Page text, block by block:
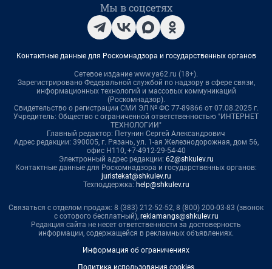
Мы в соцсетях
Контактные данные для Роскомнадзора и государственных органов
Сетевое издание www.ya62.ru (18+).
Зарегистрировано Федеральной службой по надзору в сфере связи,
информационных технологий и массовых коммуникаций
(Роскомнадзор).
Свидетельство о регистрации СМИ ЭЛ № ФС 77-89866 от 07.08.2025 г.
Учредитель: Общество с ограниченной ответственностью "ИНТЕРНЕТ
ТЕХНОЛОГИИ"
Главный редактор: Петунин Сергей Александрович
Адрес редакции: 390005, г. Рязань, ул. 1-ая Железнодорожная, дом 56,
офис Н110, +7-4912-29-54-40
Электронный адрес редакции: 62@shkulev.ru
Контактные данные для Роскомнадзора и государственных органов:
juristekat@shkulev.ru
Техподдержка: help@shkulev.ru
Связаться с отделом продаж: 8 (383) 212-52-52, 8 (800) 200-03-83 (звонок
с сотового бесплатный), reklamangs@shkulev.ru
Редакция сайта не несет ответственности за достоверность
информации, содержащейся в рекламных объявлениях.
Информация об ограничениях
Политика использования cookies